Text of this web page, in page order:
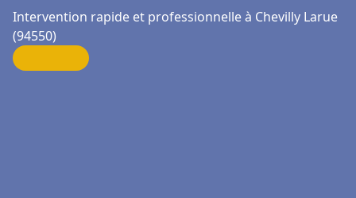
Intervention rapide et professionnelle à Chevilly Larue
(94550)